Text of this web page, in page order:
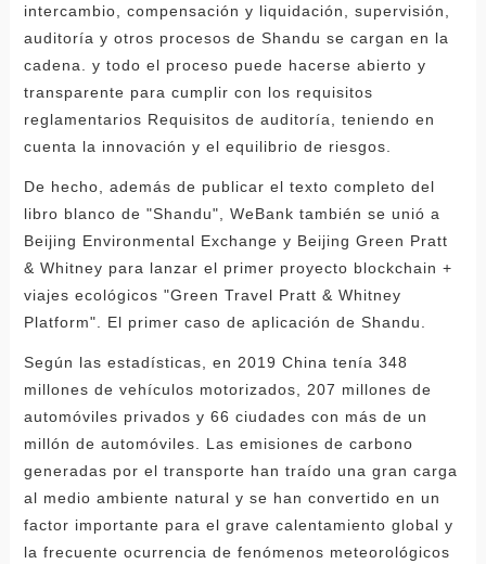
intercambio, compensación y liquidación, supervisión,
auditoría y otros procesos de Shandu se cargan en la
cadena. y todo el proceso puede hacerse abierto y
transparente para cumplir con los requisitos
reglamentarios Requisitos de auditoría, teniendo en
cuenta la innovación y el equilibrio de riesgos.
De hecho, además de publicar el texto completo del
libro blanco de "Shandu", WeBank también se unió a
Beijing Environmental Exchange y Beijing Green Pratt
& Whitney para lanzar el primer proyecto blockchain +
viajes ecológicos "Green Travel Pratt & Whitney
Platform". El primer caso de aplicación de Shandu.
Según las estadísticas, en 2019 China tenía 348
millones de vehículos motorizados, 207 millones de
automóviles privados y 66 ciudades con más de un
millón de automóviles. Las emisiones de carbono
generadas por el transporte han traído una gran carga
al medio ambiente natural y se han convertido en un
factor importante para el grave calentamiento global y
la frecuente ocurrencia de fenómenos meteorológicos